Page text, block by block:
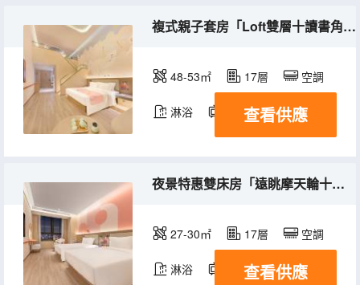
複式親子套房「Loft雙層十讀書角十恒温馬桶」
48-53㎡ 17層 空調
淋浴 電視機 冰箱
查看供應
夜景特惠雙床房「遠眺摩天輪十干濕分離十賞城市霓虹」
27-30㎡ 17層 空調
淋浴 電視機
查看供應